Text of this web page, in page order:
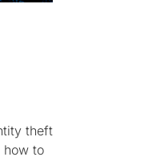
theft
to